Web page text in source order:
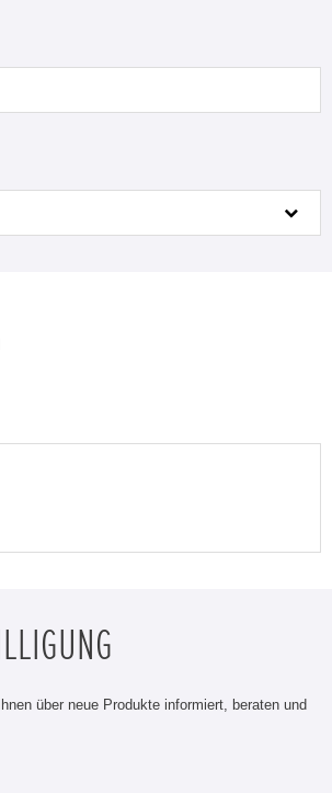
über neue Produkte informiert, beraten und